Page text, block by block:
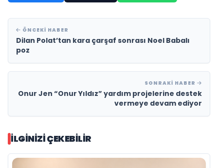
ÖNCEKI HABER
Dilan Polat’tan kara çarşaf sonrası Noel Babalı
poz
SONRAKI HABER
Onur Jen “Onur Yıldız” yardım projelerine destek
vermeye devam ediyor
İLGINIZI ÇEKEBILIR